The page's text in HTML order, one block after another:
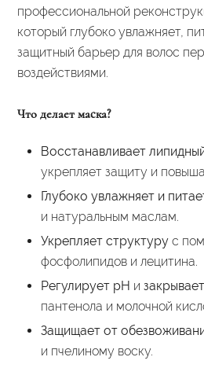
профессиональной
который глубоко увлажняет,
защитный барьер для волос
воздействиями.
Что делает маска?
Восстанавливает
укрепляет защиту и
Глубоко увлажняет и
и натуральным маслам.
Укрепляет структурус
фосфолипидов и лецитина.
Регулирует pH и
пантенола и молочной
Защищает от
и пчелиному воску.